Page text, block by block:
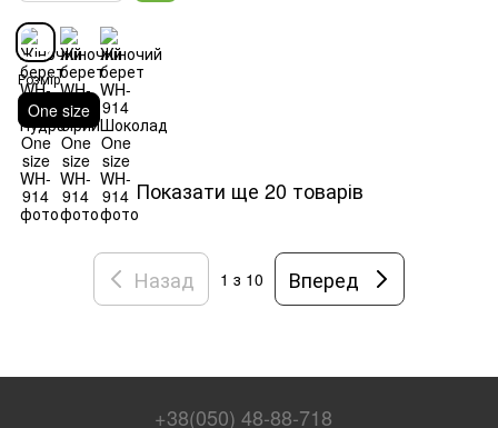
Розмір
One size
Показати ще 20 товарів
Назад 1 з 10 Вперед
+38(050) 48-88-718